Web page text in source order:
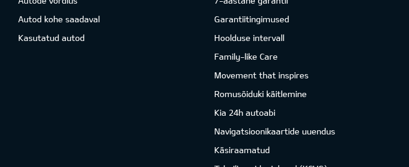
Autod kohe saadaval
Kasutatud autod
Garantiitingimused
Hoolduse intervall
Family-like Care
Movement that inspires
Romusõiduki käitlemine
Kia 24h autoabi
Navigatsioonikaartide uuendus
Käsiraamatud